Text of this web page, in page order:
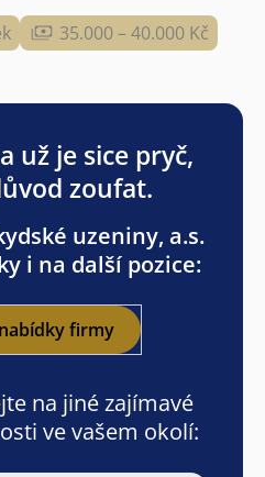
35.000 – 40.000 Kč
už je sice pryč,
zoufat.
uzeniny, a.s.
i na další pozice:
firmy
na jiné zajímavé
ve vašem okolí: